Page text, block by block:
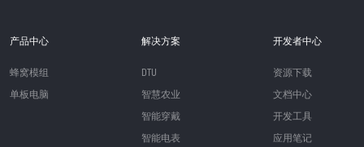
产品中心
蜂窝模组
单板电脑
解决方案
DTU
智慧农业
智能穿戴
智能电表
开发者中心
资源下载
文档中心
开发工具
应用笔记